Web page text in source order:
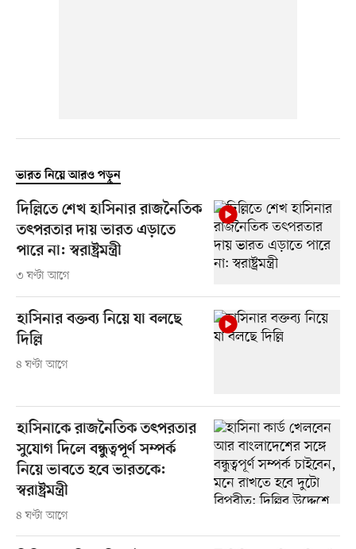
ভারত নিয়ে আরও পড়ুন
দিল্লিতে শেখ হাসিনার রাজনৈতিক
তৎপরতার দায় ভারত এড়াতে
পারে না: স্বরাষ্ট্রমন্ত্রী
৩ ঘণ্টা আগে
হাসিনার বক্তব্য নিয়ে যা বলছে
দিল্লি
৪ ঘণ্টা আগে
হাসিনাকে রাজনৈতিক তৎপরতার
সুযোগ দিলে বন্ধুত্বপূর্ণ সম্পর্ক
নিয়ে ভাবতে হবে ভারতকে:
স্বরাষ্ট্রমন্ত্রী
৪ ঘণ্টা আগে